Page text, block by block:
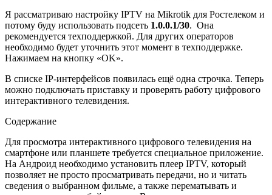
Я рассматриваю настройку IPTV на Mikrotik для Ростелеком и
потому буду использовать подсеть 1.0.0.1/30. Она
рекомендуется техподдержкой. Для других операторов
необходимо будет уточнить этот момент в техподдержке.
Нажимаем на кнопку «OK».
В списке IP-интерфейсов появилась ещё одна строчка. Теперь
можно подключать приставку и проверять работу цифрового
интерактивного телевидения.
Содержание
Для просмотра интерактивного цифрового телевидения на
смартфоне или планшете требуется специальное приложение.
На Андроид необходимо установить плеер IPTV, который
позволяет не просто просматривать передачи, но и читать
сведения о выбранном фильме, а также перематывать и